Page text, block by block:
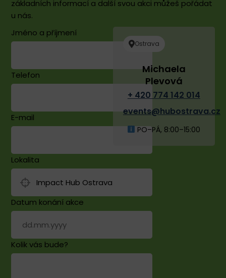
základních informací a další svou akci můžeš pořádat
u nás.
Jméno a příjmení
Telefon
E-mail
Lokalita
Datum konání akce
Kolik vás bude?
Ostrava
Michaela
Plevová
+ 420 774 142 014
events@hubostrava.cz
PO–PÁ, 8:00–15:00